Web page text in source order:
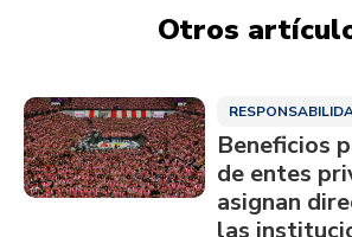
Otros
Beneficios
de entes
asignan
las